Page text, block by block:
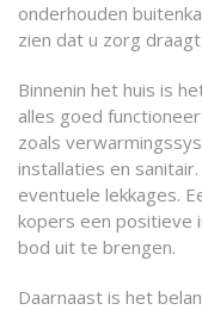
onderhouden
zien dat u zorg
Binnenin het huis is
alles goed
zoals
installaties en
eventuele lekkages.
kopers een positieve
bod uit te brengen.
Daarnaast is het